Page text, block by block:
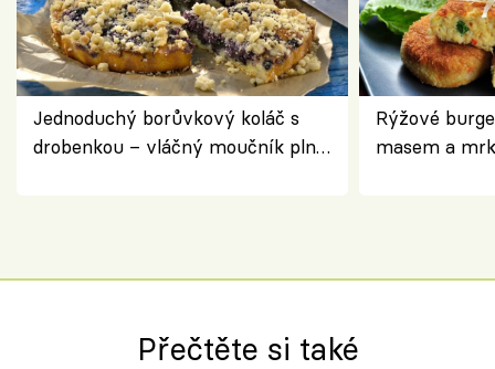
Jednoduchý borůvkový koláč s
drobenkou – vláčný moučník plný
Rýžové
masem a
Přečtěte si také